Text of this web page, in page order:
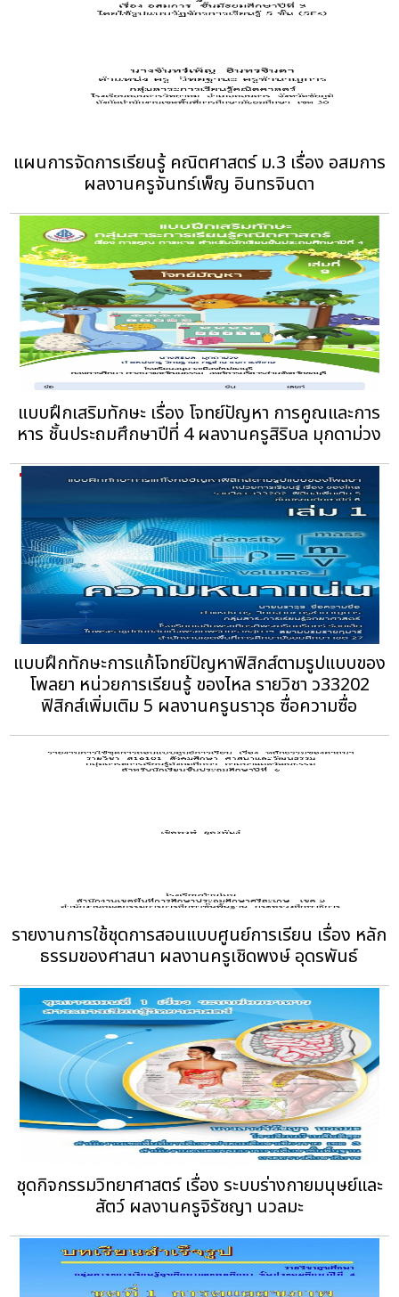
แผนการจัดการเรียนรู้ คณิตศาสตร์ ม.3 เรื่อง อสมการ
ผลงานครูจันทร์เพ็ญ อินทรจินดา
แบบฝึกเสริมทักษะ เรื่อง โจทย์ปัญหา การคูณและการ
หาร ชั้นประถมศึกษาปีที่ 4 ผลงานครูสิริบล มุกดาม่วง
แบบฝึกทักษะการแก้โจทย์ปัญหาฟิสิกส์ตามรูปแบบของ
โพลยา หน่วยการเรียนรู้ ของไหล รายวิชา ว33202
ฟิสิกส์เพิ่มเติม 5 ผลงานครูนราวุธ ซื่อความซื่อ
รายงานการใช้ชุดการสอนแบบศูนย์การเรียน เรื่อง หลัก
ธรรมของศาสนา ผลงานครูเชิดพงษ์ อุดรพันธ์
ชุดกิจกรรมวิทยาศาสตร์ เรื่อง ระบบร่างกายมนุษย์และ
สัตว์ ผลงานครูจิรัชญา นวลมะ